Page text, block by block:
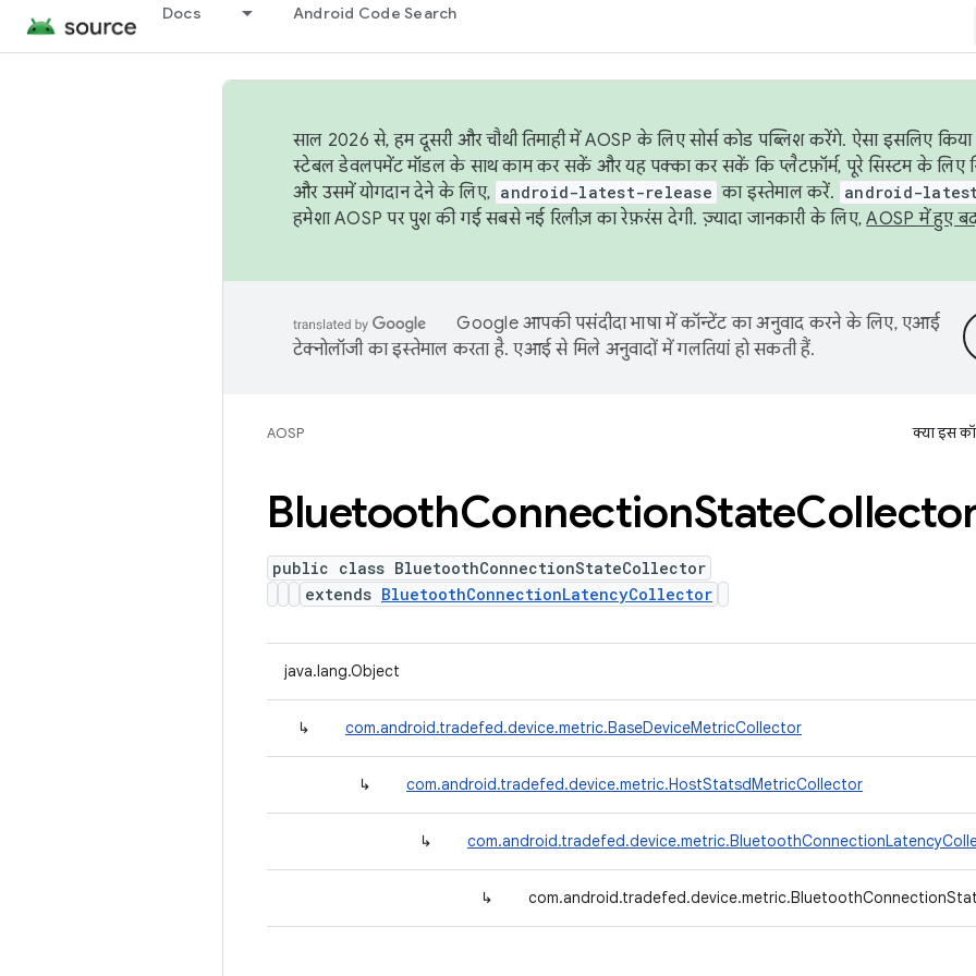
Docs Android Code Search
साल 2026 से, हम दूसरी और चौथी तिमाही में AOSP के लिए सोर्स कोड पब्लिश करेंगे. ऐसा इसलिए
स्टेबल डेवलपमेंट मॉडल के साथ काम कर सकें और यह पक्का कर सकें कि प्लैटफ़ॉर्म, पूरे सिस्टम के लिए
और उसमें योगदान देने के लिए, android-latest-release का इस्तेमाल करें. android-
हमेशा AOSP पर पुश की गई सबसे नई रिलीज़ का रेफ़रंस देगी. ज़्यादा जानकारी के लिए,AOSP में हुए
Google आपकी पसंदीदा भाषा में कॉन्टेंट का अनुवाद करने के लिए, एआई
टेक्नोलॉजी का इस्तेमाल करता है. एआई से मिले अनुवादों में गलतियां हो सकती हैं.
AOSP क्या इस
BluetoothConnectionState
public class BluetoothConnectionStateCollector
extends BluetoothConnectionLatencyCollector
java.lang.Object
↳ com.android.tradefed.device.metric.BaseDeviceMetricCollector
↳ com.android.tradefed.device.metric.HostStatsdMetricCollector
↳
↳